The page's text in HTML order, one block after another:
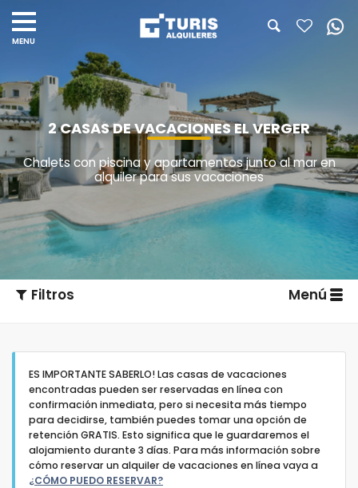
2 CASAS DE VACACIONES EL VERGER
Chalets con piscina y apartamentos junto al mar en
alquiler para sus vacaciones
Filtros Menú
Tipo de alojamiento
ES IMPORTANTE SABERLO! Las casas de vacaciones
encontradas pueden ser reservadas en línea con
confirmación inmediata, pero si necesita más tiempo
para decidirse, también puedes tomar una opción de
retención GRATIS. Esto significa que le guardaremos el
alojamiento durante 3 días. Para más información sobre
cómo reservar un alquiler de vacaciones en línea vaya a
¿CÓMO PUEDO RESERVAR?